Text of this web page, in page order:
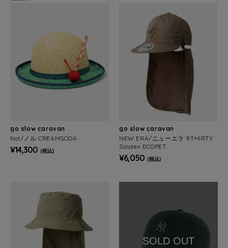
go slow caravan
Nol/ノル CREAMSODA
¥14,300 (税込)
go slow caravan
NEW ERA/ニューエラ 9THIRTY
Solotex ECOPET
¥6,050 (税込)
SOLD OUT